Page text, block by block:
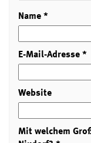
Name*
E-Mail-Adresse*
Website
Mit welchem